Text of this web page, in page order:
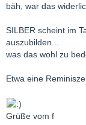
bäh, war das
SILBER scheint im
auszubilden...
was das wohl zu
Etwa eine
Grüße vom f